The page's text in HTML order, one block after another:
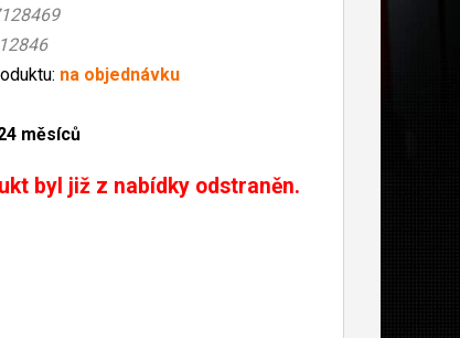
12846
na objednávku
měsíců
byl již z nabídky odstraněn.